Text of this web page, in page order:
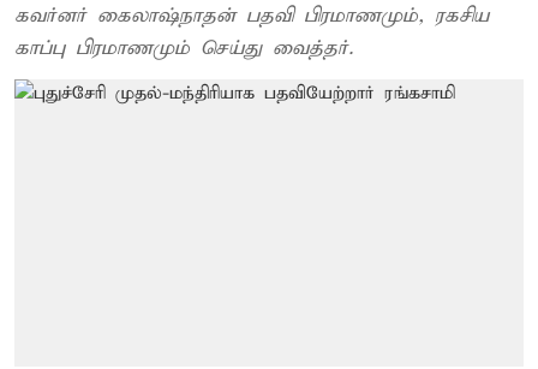
கவர்னர் கைலாஷ்நாதன் பதவி பிரமாணமும், ரகசிய
காப்பு பிரமாணமும் செய்து வைத்தர்.